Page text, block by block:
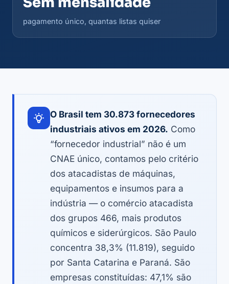
pagamento único, quantas listas quiser
O Brasil tem 30.873 fornecedores
industriais ativos em 2026. Como
“fornecedor industrial” não é um
CNAE único, contamos pelo critério
dos atacadistas de máquinas,
equipamentos e insumos para a
indústria — o comércio atacadista
dos grupos 466, mais produtos
químicos e siderúrgicos. São Paulo
concentra 38,3% (11.819), seguido
por Santa Catarina e Paraná. São
empresas constituídas: 47,1% são